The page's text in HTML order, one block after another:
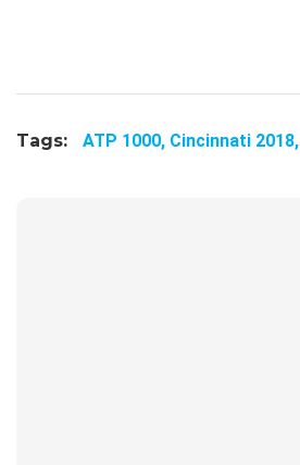
Tags: ATP 1000, Cincinnati 2018,